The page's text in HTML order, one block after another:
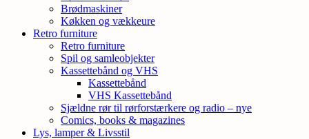
Brødmaskiner
Køkken og vækkeure
Retro furniture
Retro furniture
Spil og samleobjekter
Kassettebånd og VHS
Kassettebånd
VHS Kassettebånd
Sjældne rør til rørforstærkere og radio – nye
Comics, books & magazines
Lys, lamper & Livsstil